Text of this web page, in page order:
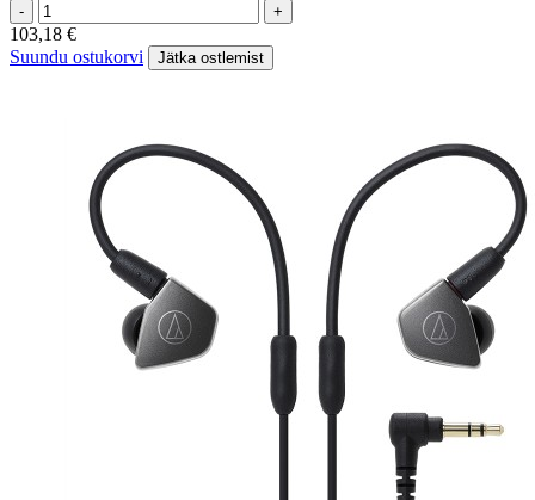
- +
103,18 €
Suundu ostukorvi
Jätka ostlemist